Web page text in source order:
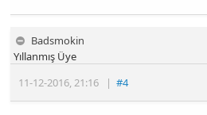
Badsmokin
11-12-2016,21:16 |#4
Yıllanmış Üye